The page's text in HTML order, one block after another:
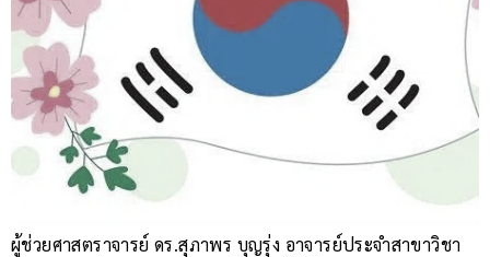
ผู้ช่วยศาสตราจารย์ ดร.สุภาพร บุญรุ่ง อาจารย์ประจำสาขาวิชา